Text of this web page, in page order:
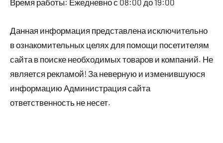
Время работы: Ежедневно с 08:00 до 19:00
Данная информация представлена исключительно
в ознакомительных целях для помощи посетителям
сайта в поиске необходимых товаров и компаний. Не
является рекламой! За неверную и изменившуюся
информацию Администрация сайта
ответственность не несет.